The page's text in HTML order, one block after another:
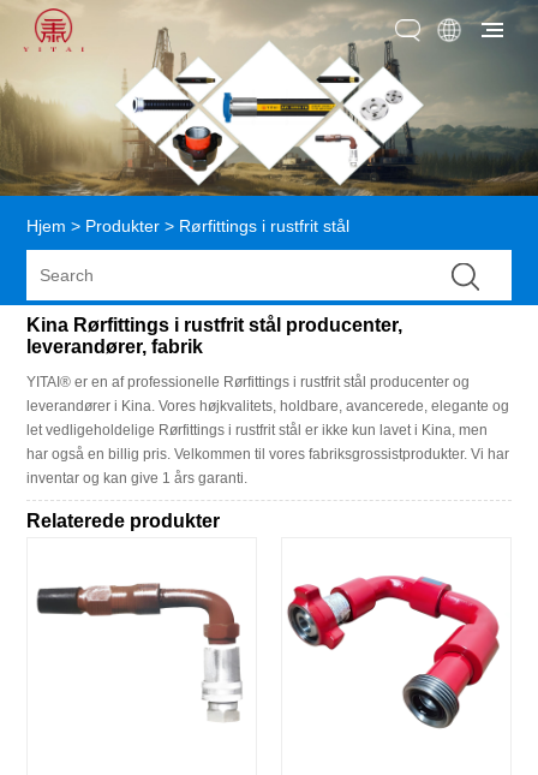
Hjem > Produkter > Rørfittings i rustfrit stål
Kina Rørfittings i rustfrit stål producenter,
leverandører, fabrik
YITAI® er en af ​​professionelle Rørfittings i rustfrit stål producenter og
leverandører i Kina. Vores højkvalitets, holdbare, avancerede, elegante og
let vedligeholdelige Rørfittings i rustfrit stål er ikke kun lavet i Kina, men
har også en billig pris. Velkommen til vores fabriksgrossistprodukter. Vi har
inventar og kan give 1 års garanti.
Relaterede produkter